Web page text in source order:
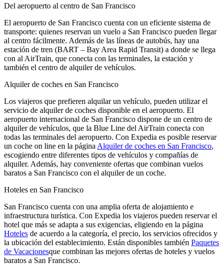
Del aeropuerto al centro de San Francisco
El aeropuerto de San Francisco cuenta con un eficiente sistema de
transporte: quienes reservan un vuelo a San Francisco pueden llegar
al centro fácilmente. Además de las líneas de autobús, hay una
estación de tren (BART – Bay Area Rapid Transit) a donde se llega
con al AirTrain, que conecta con las terminales, la estación y
también el centro de alquiler de vehículos.
Alquiler de coches en San Francisco
Los viajeros que prefieren alquilar un vehículo, pueden utilizar el
servicio de alquiler de coches disponible en el aeropuerto. El
aeropuerto internacional de San Francisco dispone de un centro de
alquiler de vehículos, que la Blue Line del AirTrain conecta con
todas las terminales del aeropuerto. Con Expedia es posible reservar
un coche on line en la página Alquiler de coches en San Francisco,
escogiendo entre diferentes tipos de vehículos y compañías de
alquiler. Además, hay conveniente ofertas que combinan vuelos
baratos a San Francisco con el alquiler de un coche.
Hoteles en San Francisco
San Francisco cuenta con una amplia oferta de alojamiento e
infraestructura turística. Con Expedia los viajeros pueden reservar el
hotel que más se adapta a sus exigencias, eligiendo en la página
Hoteles de acuerdo a la categoría, el precio, los servicios ofrecidos y
la ubicación del establecimiento. Están disponibles también Paquetes
de Vacacionesque combinan las mejores ofertas de hoteles y vuelos
baratos a San Francisco.